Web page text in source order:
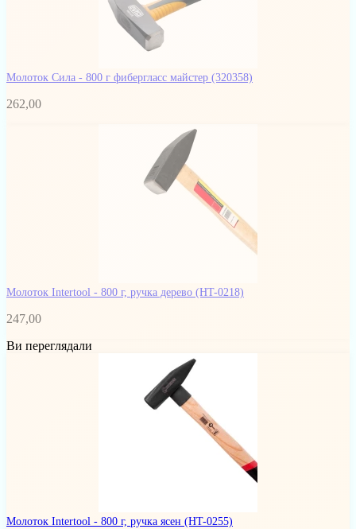
Молоток Сила - 800 г фибергласс майстер (320358)
262,00
Молоток Intertool - 800 г, ручка дерево (HT-0218)
247,00
Ви переглядали
Молоток Intertool - 800 г, ручка ясен (HT-0255)